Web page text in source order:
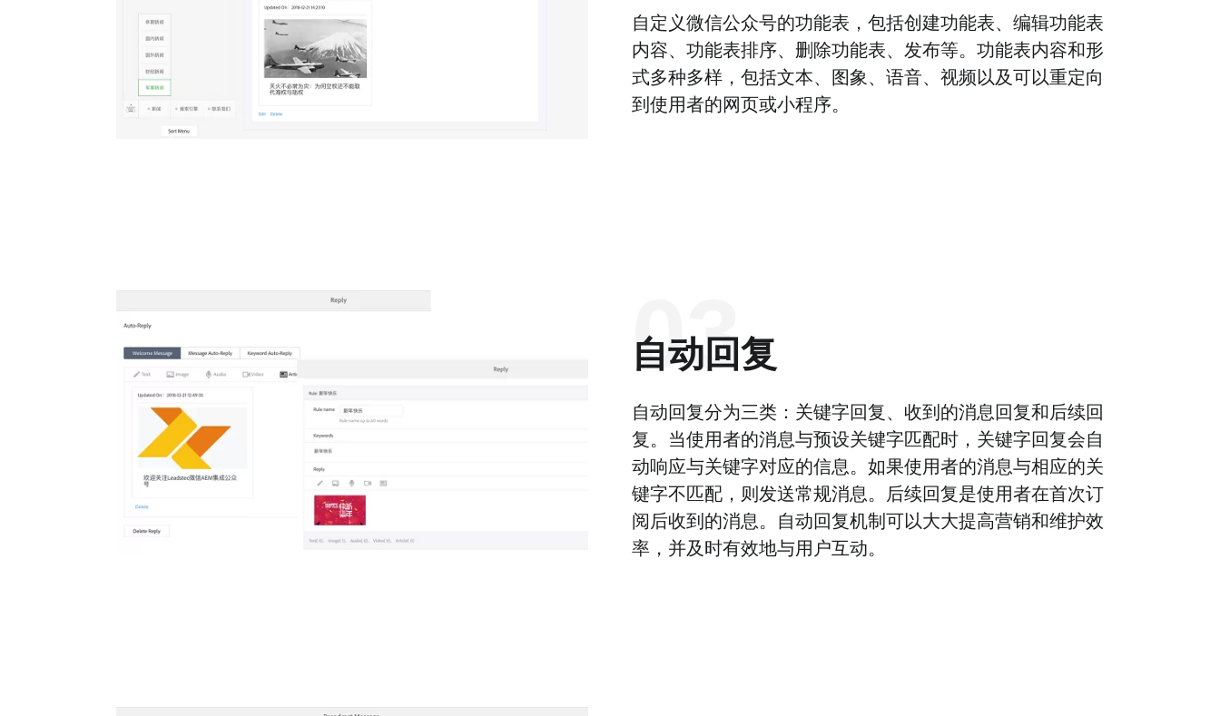
自定义微信公众号的功能表，包括创建功能表、编辑功能表
内容、功能表排序、删除功能表、发布等。功能表内容和形
式多种多样，包括文本、图象、语音、视频以及可以重定向
到使用者的网页或小程序。
03
自动回复
自动回复分为三类：关键字回复、收到的消息回复和后续回
复。当使用者的消息与预设关键字匹配时，关键字回复会自
动响应与关键字对应的信息。如果使用者的消息与相应的关
键字不匹配，则发送常规消息。后续回复是使用者在首次订
阅后收到的消息。自动回复机制可以大大提高营销和维护效
率，并及时有效地与用户互动。